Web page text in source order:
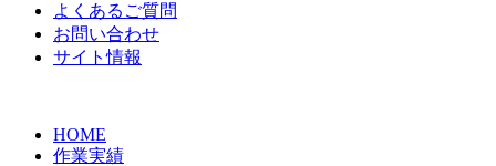
よくあるご質問
お問い合わせ
サイト情報
HOME
作業実績